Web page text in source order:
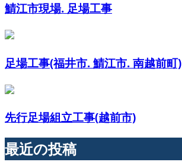
鯖江市現場. 足場工事
足場工事(福井市. 鯖江市. 南越前町)
先行足場組立工事(越前市)
最近の投稿